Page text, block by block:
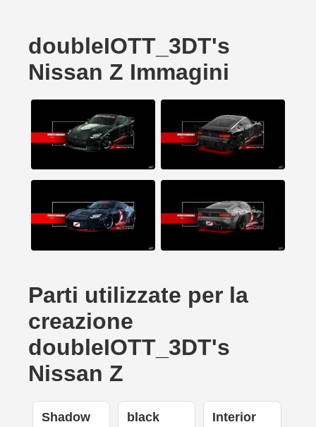
doubleIOTT_3DT's
Nissan Z Immagini
Parti utilizzate per la
creazione
doubleIOTT_3DT's
Nissan Z
Shadow black Interior